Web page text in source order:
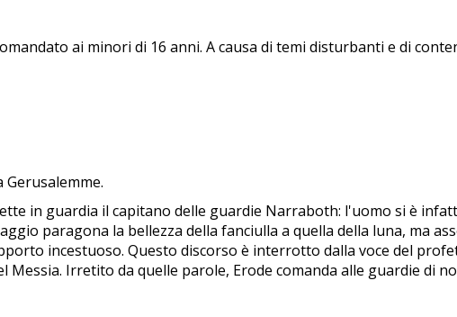
ai minori di 16 anni. A causa di temi disturbanti e di
in guardia il capitano delle guardie Narraboth: l'uomo si è
paragona la bellezza della fanciulla a quella della luna, ma
incestuoso. Questo discorso è interrotto dalla voce del
Messia. Irretito da quelle parole, Erode comanda alle guardie di